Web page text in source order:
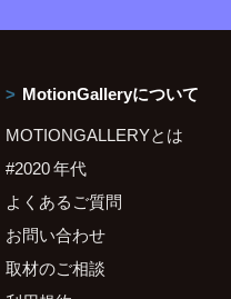
MotionGalleryについて
MOTIONGALLERYとは
#2020 年代
よくあるご質問
お問い合わせ
取材のご相談